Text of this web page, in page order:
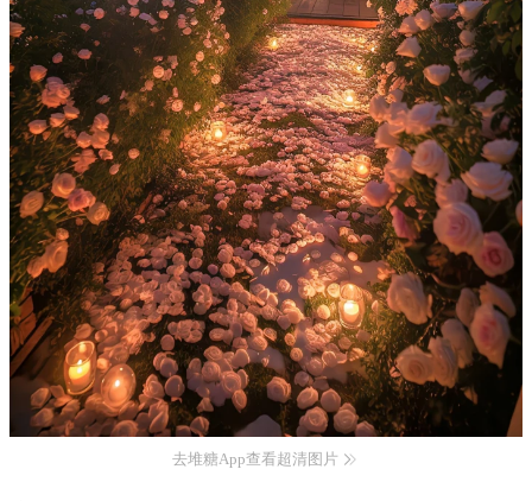
去堆糖App查看超清图片